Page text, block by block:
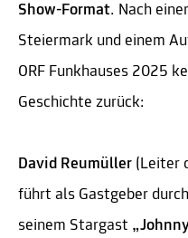
Show-Format. Nach
Steiermark und einem
ORF Funkhauses 2025
Geschichte zurück:
David Reumüller (Leiter
führt als Gastgeber
seinem Stargast